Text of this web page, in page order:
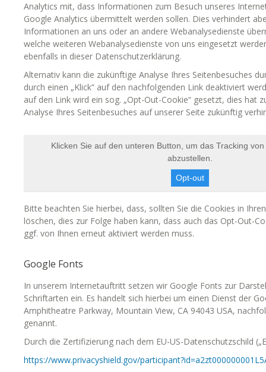
Analytics mit, dass Informationen zum Besuch unseres
Google Analytics übermittelt werden sollen. Dies verhindert
Informationen an uns oder an andere Webanalysedienste
welche weiteren Webanalysedienste von uns eingesetzt
ebenfalls in dieser Datenschutzerklärung.
Alternativ kann die zukünftige Analyse Ihres Seitenbesuches
durch einen „Klick“ auf den nachfolgenden Link deaktiviert
auf den Link wird ein sog. „Opt-Out-Cookie“ gesetzt, dies hat
Analyse Ihres Seitenbesuches auf unserer Seite zukünftig
Klicken Sie auf den unteren Button, um das Tracking
abzustellen.
Opt-out
Bitte beachten Sie hierbei, dass, sollten Sie die Cookies in
löschen, dies zur Folge haben kann, dass auch das Opt-Out-
ggf. von Ihnen erneut aktiviert werden muss.
Google Fonts
In unserem Internetauftritt setzen wir Google Fonts zur
Schriftarten ein. Es handelt sich hierbei um einen Dienst der
Amphitheatre Parkway, Mountain View, CA 94043 USA,
genannt.
Durch die Zertifizierung nach dem EU-US-Datenschutzschild
https://www.privacyshield.gov/